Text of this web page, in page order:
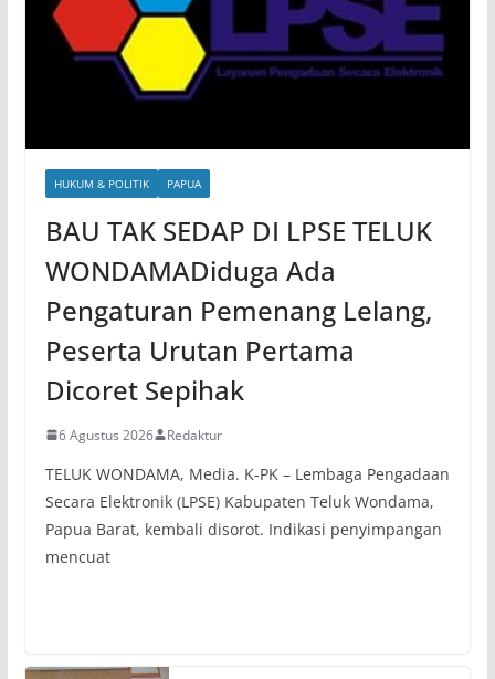
HUKUM & POLITIK PAPUA
BAU TAK SEDAP DI LPSE TELUK
WONDAMADiduga Ada
Pengaturan Pemenang Lelang,
Peserta Urutan Pertama
Dicoret Sepihak
6 Agustus 2026 Redaktur
TELUK WONDAMA, Media. K-PK – Lembaga Pengadaan
Secara Elektronik (LPSE) Kabupaten Teluk Wondama,
Papua Barat, kembali disorot. Indikasi penyimpangan
mencuat